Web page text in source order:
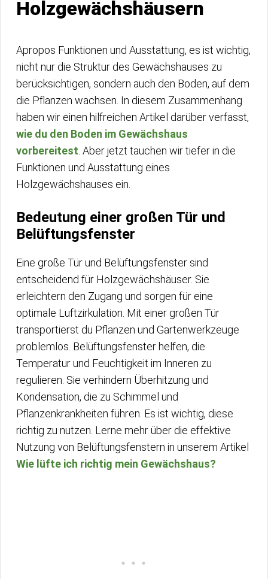
Holzgewächshäusern
Apropos Funktionen und Ausstattung, es ist wichtig,
nicht nur die Struktur des Gewächshauses zu
berücksichtigen, sondern auch den Boden, auf dem
die Pflanzen wachsen. In diesem Zusammenhang
haben wir einen hilfreichen Artikel darüber verfasst,
wie du den Boden im Gewächshaus
vorbereitest . Aber jetzt tauchen wir tiefer in die
Funktionen und Ausstattung eines
Holzgewächshauses ein.
Bedeutung einer großen Tür und
Belüftungsfenster
Eine große Tür und Belüftungsfenster sind
entscheidend für Holzgewächshäuser. Sie
erleichtern den Zugang und sorgen für eine
optimale Luftzirkulation. Mit einer großen Tür
transportierst du Pflanzen und Gartenwerkzeuge
problemlos. Belüftungsfenster helfen, die
Temperatur und Feuchtigkeit im Inneren zu
regulieren. Sie verhindern Überhitzung und
Kondensation, die zu Schimmel und
Pflanzenkrankheiten führen. Es ist wichtig, diese
richtig zu nutzen. Lerne mehr über die effektive
Nutzung von Belüftungsfenstern in unserem Artikel
Wie lüfte ich richtig mein Gewächshaus?